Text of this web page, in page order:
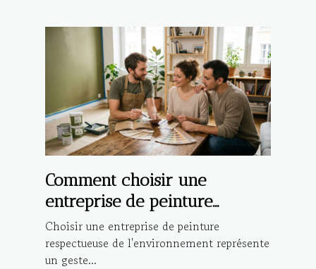
Comment choisir une
entreprise de peinture
respectueuse de
l'environnement ?
Choisir une entreprise de peinture
respectueuse de l'environnement représente
un geste...